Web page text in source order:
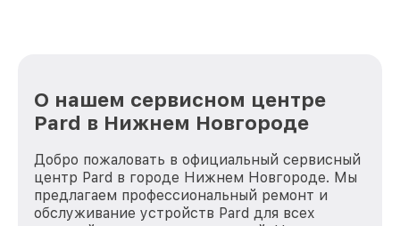
О нашем сервисном центре
Pard в Нижнем Новгороде
Добро пожаловать в официальный сервисный
центр Pard в городе Нижнем Новгороде. Мы
предлагаем профессиональный ремонт и
обслуживание устройств Pard для всех